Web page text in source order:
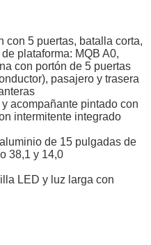
con 5 puertas, batalla corta,
plataforma: MQB A0,
con portón de 5 puertas
pasajero y trasera
acompañante pintado con
intermitente integrado
de 15 pulgadas de
38,1 y 14,0
LED y luz larga con